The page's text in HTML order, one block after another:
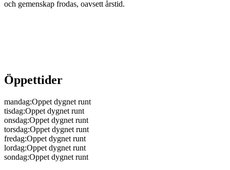
och gemenskap frodas, oavsett årstid.
Öppettider
mandag:Oppet dygnet runt
tisdag:Oppet dygnet runt
onsdag:Oppet dygnet runt
torsdag:Oppet dygnet runt
fredag:Oppet dygnet runt
lordag:Oppet dygnet runt
sondag:Oppet dygnet runt